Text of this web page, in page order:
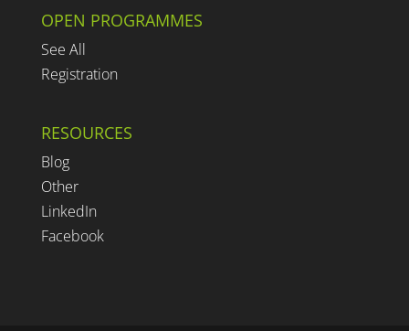
OPEN PROGRAMMES
See All
Registration
RESOURCES
Blog
Other
LinkedIn
Facebook